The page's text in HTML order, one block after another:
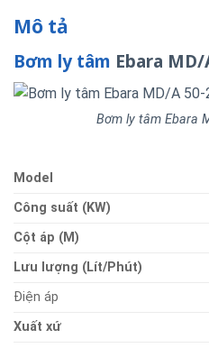
Mô tả
Bơm ly tâm Ebara
Bơm ly tâm Ebara
Model
Công suất (KW)
Cột áp (M)
Lưu lượng (Lít/Phút)
Điện áp
Xuất xứ